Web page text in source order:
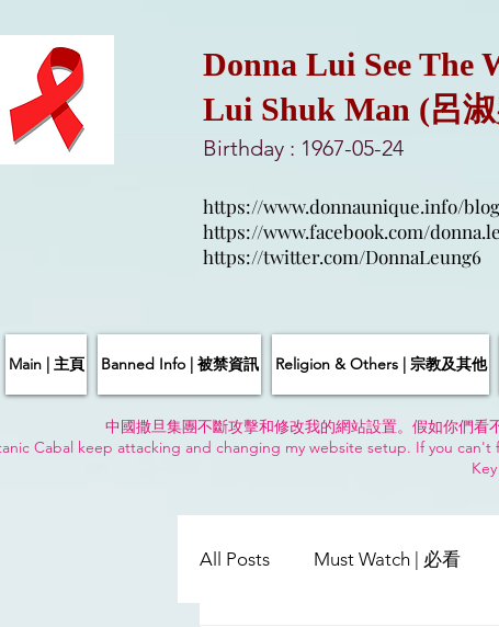
Donna Lui See The
Lui Shuk Man (呂
Birthday : 1967-05-24
https://www.donnaunique.info/blog
https://www.facebook.com/
https://twitter.com/DonnaLeung6
Main | 主頁 Banned Info | 被禁資訊 Religion & Others | 宗教及其他
中國撒旦集團不斷攻擊和修改我的網站設置。假如你們
Cabal keep attacking and changing my website setup. If you
All Posts Must Watch | 必看